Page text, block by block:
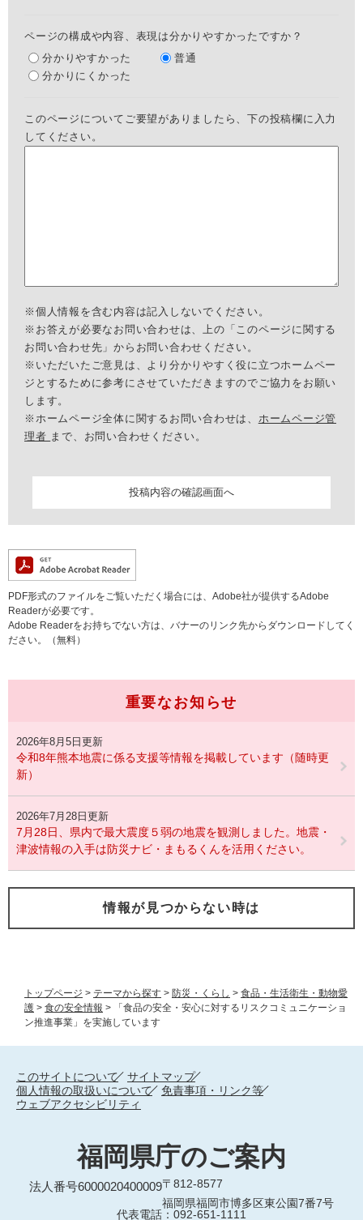
トップページ > テーマから探す > 防災・くらし > 食品・生活衛生・動物愛
護 > 食の安全情報 >
「食品の安全・安心に対するリスクコミュニケーショ
ン推進事業」を実施しています
ページの構成や内容、表現は分かりやすかったですか？
分かりやすかった
普通
分かりにくかった
このページについてご要望がありましたら、下の投稿欄に入力
してください。
※個人情報を含む内容は記入しないでください。
※お答えが必要なお問い合わせは、上の「このページに関する
お問い合わせ先」からお問い合わせください。
※いただいたご意見は、より分かりやすく役に立つホームペー
ジとするために参考にさせていただきますのでご協力をお願い
します。
※ホームページ全体に関するお問い合わせは、 ホームページ管
理者 まで、お問い合わせください。
PDF形式のファイルをご覧いただく場合には、Adobe社が提供するAdobe
Readerが必要です。
Adobe Readerをお持ちでない方は、バナーのリンク先からダウンロードしてく
ださい。（無料）
重要なお知らせ
2026年8月5日更新
令和8年熊本地震に係る支援等情報を掲載しています（随時更
新）
2026年7月28日更新
7月28日、県内で最大震度５弱の地震を観測しました。地震・
津波情報の入手は防災ナビ・まもるくんを活用ください。
情報が見つからない時は
このサイトについて
サイトマップ
個人情報の取扱いについて
免責事項・リンク等
ウェブアクセシビリティ
福岡県庁のご案内
法人番号6000020400009〒812-8577
福岡県福岡市博多区東公園7番7号
代表電話：092-651-1111